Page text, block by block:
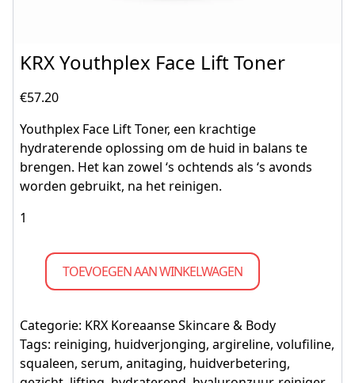
KRX Youthplex Face Lift Toner
€57.20
Youthplex Face Lift Toner, een krachtige
hydraterende oplossing om de huid in balans te
brengen. Het kan zowel ‘s ochtends als ‘s avonds
worden gebruikt, na het reinigen.
TOEVOEGEN AAN WINKELWAGEN
Categorie: KRX Koreaanse Skincare & Body
Tags: reiniging, huidverjonging, argireline, volufiline,
squaleen, serum, anitaging, huidverbetering,